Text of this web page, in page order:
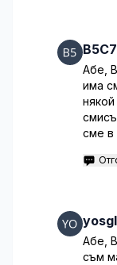
Абе,
има
сме в
Абе,
съм